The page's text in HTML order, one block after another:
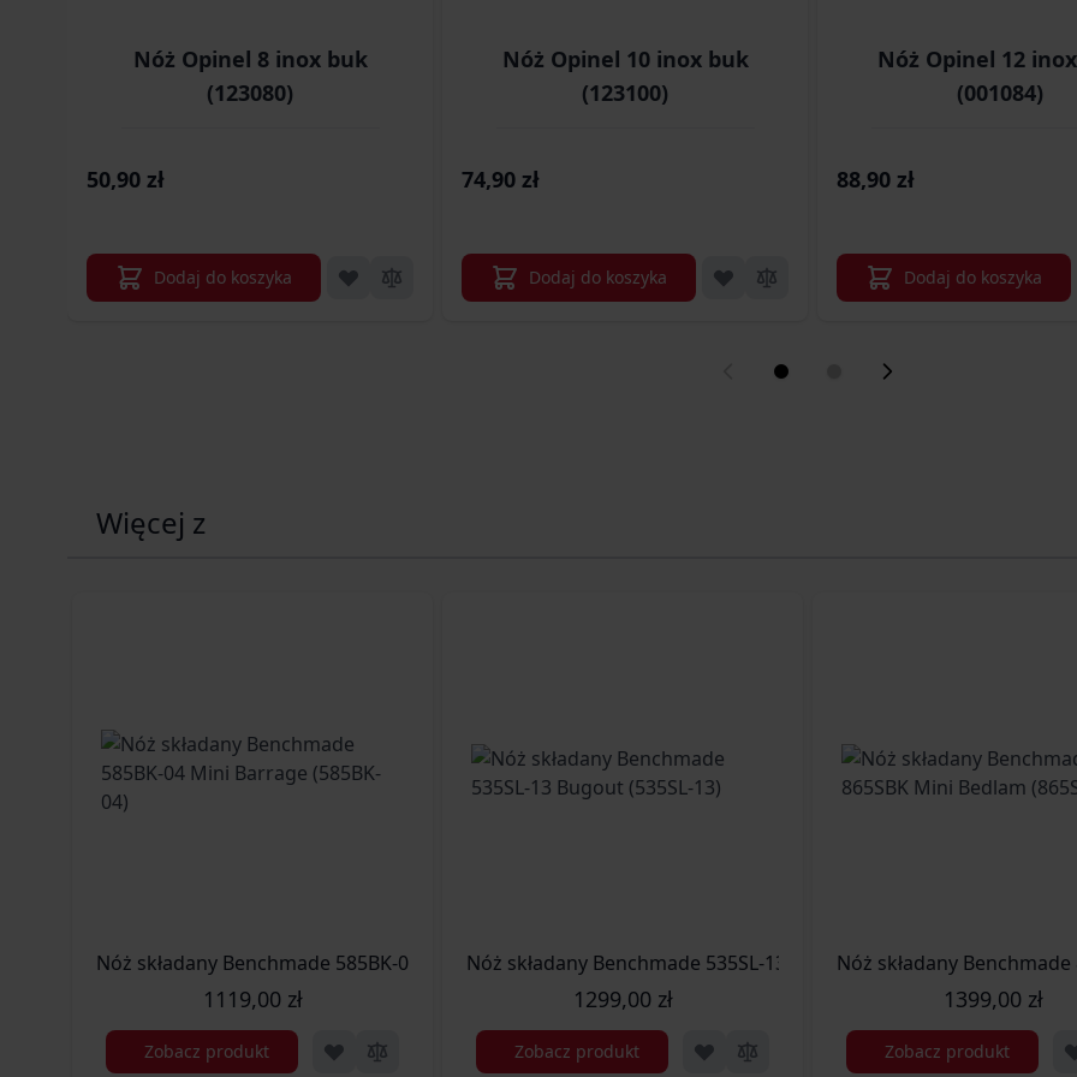
Nóż Opinel 8 inox buk
(123080)
50,90 zł
Dodaj do koszyka
Nóż Opinel 10 inox buk
(123100)
74,90 zł
Dodaj do koszyka
Nóż Opinel 12
(001084)
88,90 zł
Dodaj do koszyka
Więcej z
Nóż składany Benchmade 585BK-04 Mini Barrage (585BK-04)
1119,00 zł
Zobacz produkt
Nóż składany Benchmade 535SL-13 Bugout (535SL-13)
1299,00 zł
Zobacz produkt
Nóż składany
1399,00 zł
Zobacz produkt